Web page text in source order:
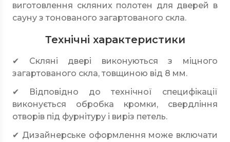
виготовлення скляних полотен для дверей в
сауну з тонованого загартованого скла.
Технічні характеристики
✔ Скляні двері виконуються з міцного
загартованого скла, товщиною від 8 мм.
✔ Відповідно до технічної специфікації
виконується обробка кромки, свердління
отворів під фурнітуру і виріз петель.
✔ Дизайнерське оформлення може включати